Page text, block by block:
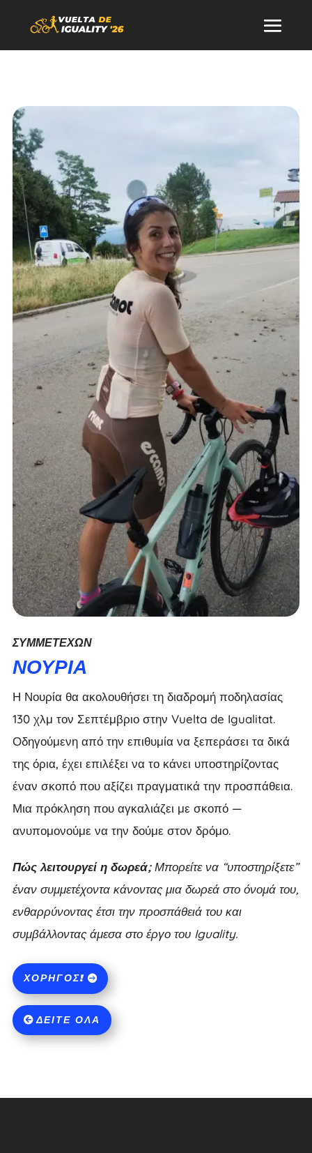
ΣΥΜΜΕΤΈΧΩΝ
ΝΟΎΡΙΑ
Η Νουρία θα ακολουθήσει τη διαδρομή ποδηλασίας
130 χλμ τον Σεπτέμβριο στην Vuelta de Igualitat.
Οδηγούμενη από την επιθυμία να ξεπεράσει τα δικά
της όρια, έχει επιλέξει να το κάνει υποστηρίζοντας
έναν σκοπό που αξίζει πραγματικά την προσπάθεια.
Μια πρόκληση που αγκαλιάζει με σκοπό —
ανυπομονούμε να την δούμε στον δρόμο.
Πώς λειτουργεί η δωρεά;Μπορείτε να “υποστηρίξετε”
έναν συμμετέχοντα κάνοντας μια δωρεά στο όνομά του,
ενθαρρύνοντας έτσι την προσπάθειά του και
συμβάλλοντας άμεσα στο έργο του Iguality.
ΧΟΡΗΓΌΣ!
ΔΕΊΤΕ ΌΛΑ